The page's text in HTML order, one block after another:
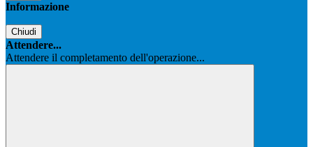
Informazione
Chiudi
Attendere...
Attendere il completamento dell'operazione...